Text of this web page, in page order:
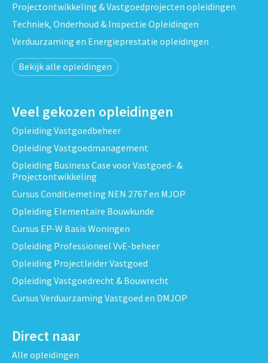
Projectontwikkeling & Vastgoedprojecten opleidingen
Techniek, Onderhoud & Inspectie Opleidingen
Verduurzaming en Energieprestatie opleidingen
Bekijk alle opleidingen
Veel gekozen opleidingen
Opleiding Vastgoedbeheer
Opleiding Vastgoedmanagement
Opleiding Business Case voor Vastgoed- &
Projectontwikkeling
Cursus Conditiemeting NEN 2767 en MJOP
Opleiding Elementaire Bouwkunde
Cursus EP-W Basis Woningen
Opleiding Professioneel VvE-beheer
Opleiding Projectleider Vastgoed
Opleiding Vastgoedrecht & Bouwrecht
Cursus Verduurzaming Vastgoed en DMJOP
Direct naar
Alle opleidingen